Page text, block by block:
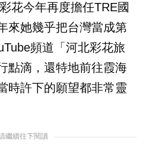
花今年再度擔任TRE國
來她幾乎把台灣當成第
頻道「河北彩花旅
點滴，還特地前往霞海
時許下的願望都非常靈
繼續往下閱讀